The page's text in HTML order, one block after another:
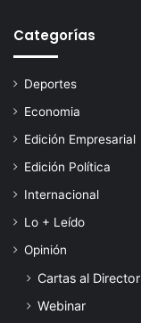
Categorías
Deportes
Economia
Edición Empresarial
Edición Política
Internacional
Lo + Leído
Opinión
Cartas al Director
Webinar